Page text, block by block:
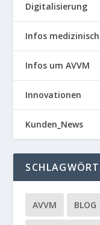
Digitalisierung
Infos
Infos um AVVM
Innovationen
Kunden_News
AVVM BLOG